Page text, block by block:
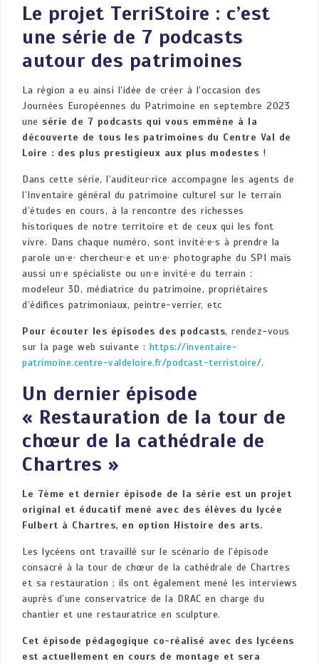
Le projet TerriStoire : c’est
une série de 7 podcasts
autour des patrimoines
La région a eu ainsi l’idée de créer à l’occasion des
Journées Européennes du Patrimoine en septembre 2023
une série de 7 podcasts qui vous emmène à la
découverte de tous les patrimoines du Centre Val de
Loire : des plus prestigieux aux plus modestes !
Dans cette série, l’auditeur·rice accompagne les agents de
l’Inventaire général du patrimoine culturel sur le terrain
d’études en cours, à la rencontre des richesses
historiques de notre territoire et de ceux qui les font
vivre. Dans chaque numéro, sont invité·e·s à prendre la
parole un·e· chercheur·e et un·e· photographe du SPI mais
aussi un·e spécialiste ou un·e invité·e du terrain :
modeleur 3D, médiatrice du patrimoine, propriétaires
d’édifices patrimoniaux, peintre-verrier, etc
Pour écouter les épisodes des podcasts, rendez-vous
sur la page web suivante : https://inventaire-
patrimoine.centre-valdeloire.fr/podcast-terristoire/.
Un dernier épisode
« Restauration de la tour de
chœur de la cathédrale de
Chartres »
Le 7ème et dernier épisode de la série est un projet
original et éducatif mené avec des élèves du lycée
Fulbert à Chartres, en option Histoire des arts.
Les lycéens ont travaillé sur le scénario de l’épisode
consacré à la tour de chœur de la cathédrale de Chartres
et sa restauration ; ils ont également mené les interviews
auprès d’une conservatrice de la DRAC en charge du
chantier et une restauratrice en sculpture.
Cet épisode pédagogique co-réalisé avec des lycéens
est actuellement en cours de montage et sera